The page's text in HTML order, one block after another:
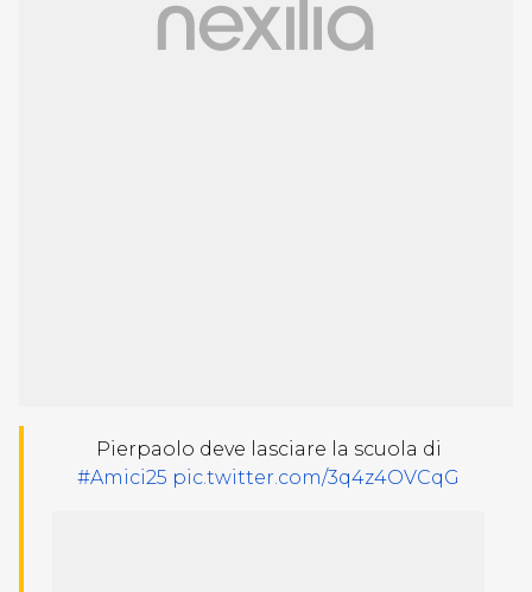
Pierpaolo deve lasciare la scuola di
#Amici25 pic.twitter.com/3q4z4OVCqG